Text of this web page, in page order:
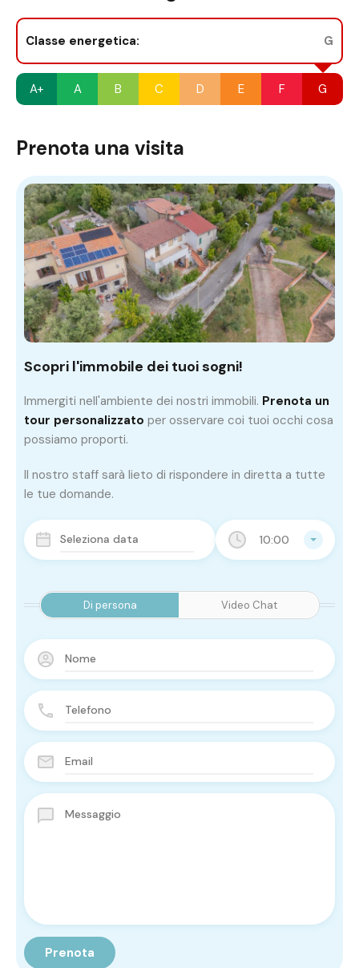
Classe energetica: G
A+ A B C D E F G
Prenota una visita
10:00
Di persona Video Chat
Scopri l'immobile dei tuoi sogni!
Immergiti nell'ambiente dei nostri immobili. Prenota un
tour personalizzato per osservare coi tuoi occhi cosa
possiamo proporti.
Il nostro staff sarà lieto di rispondere in diretta a tutte
le tue domande.